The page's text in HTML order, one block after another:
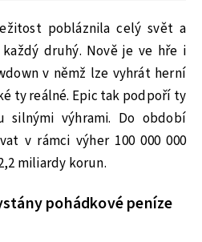
pobláznila celý svět a
druhý. Nově je ve hře i
v němž lze vyhrát herní
ty reálné. Epic tak podpoří ty
silnými výhrami. Do období
v rámci výher 100 000 000
miliardy korun.
pohádkové peníze